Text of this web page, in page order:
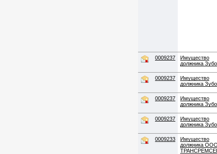
0009237
Имущество
должника
0009237
Имущество
должника
0009237
Имущество
должника
0009237
Имущество
должника
0009233
Имущество
должника